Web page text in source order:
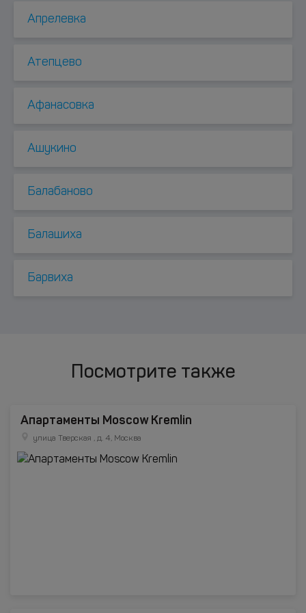
Апрелевка
Атепцево
Афанасовка
Ашукино
Балабаново
Балашиха
Барвиха
Посмотрите также
Апартаменты Moscow Kremlin
улица Тверская , д. 4, Москва